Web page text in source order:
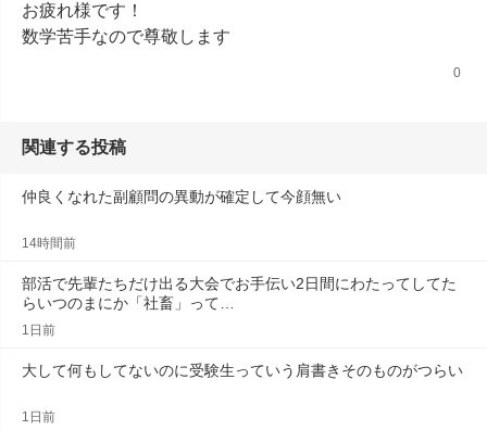
お疲れ様です！
数学苦手なので尊敬します
0
関連する投稿
仲良くなれた副顧問の異動が確定して今顔無い
14時間前
部活で先輩たちだけ出る大会でお手伝い2日間にわたってしてた
らいつのまにか「社畜」って…
1日前
大して何もしてないのに受験生っていう肩書きそのものがつらい
1日前